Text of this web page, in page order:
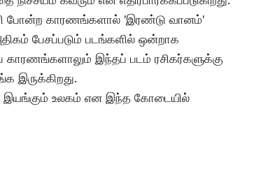
போன்ற காரணங்களால் ’இரண்டு வானம்’
பேசப்படும் படங்களில் ஒன்றாக
காரணங்களாலும் இந்தப் படம் ரசிகர்களுக்கு
இருக்கிறது.
இயங்கும் உலகம் என இந்த கோடையில்